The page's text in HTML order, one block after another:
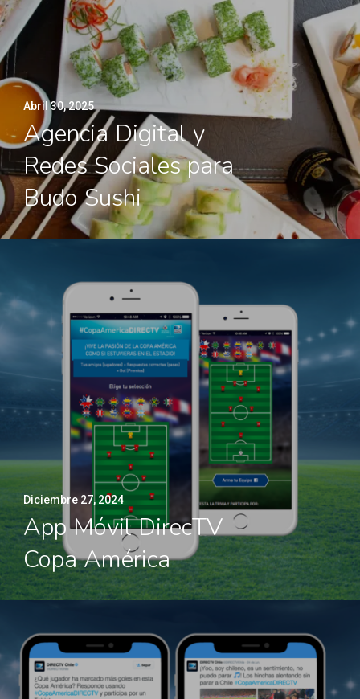
Abril 30, 2025
Agencia Digital y
Redes Sociales para
Budo Sushi
Diciembre 27, 2024
App Móvil DirecTV
Copa América